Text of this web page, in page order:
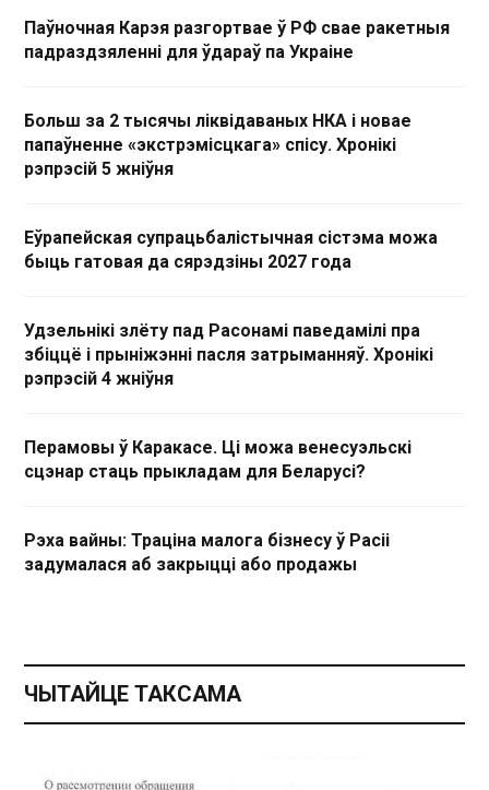
Паўночная Карэя разгортвае ў РФ свае ракетныя
падраздзяленні для ўдараў па Украіне
Больш за 2 тысячы ліквідаваных НКА і новае
папаўненне «экстрэмісцкага» спісу. Хронікі
рэпрэсій 5 жніўня
Еўрапейская супрацьбалістычная сістэма можа
быць гатовая да сярэдзіны 2027 года
Удзельнікі злёту пад Расонамі паведамілі пра
збіццё і прыніжэнні пасля затрыманняў. Хронікі
рэпрэсій 4 жніўня
Перамовы ў Каракасе. Ці можа венесуэльскі
сцэнар стаць прыкладам для Беларусі?
Рэха вайны: Траціна малога бізнесу ў Расіі
задумалася аб закрыцці або продажы
ЧЫТАЙЦЕ ТАКСАМА